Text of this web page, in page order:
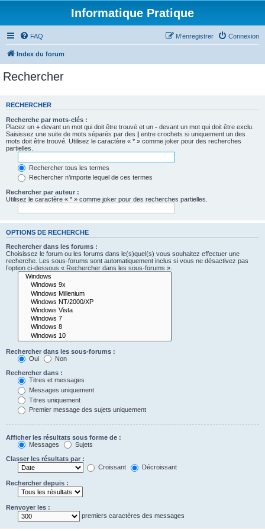
Informatique Pratique
FAQ Connexion
M’enregistrer
Index du forum
Rechercher
RECHERCHER
Recherche par mots-clés :
Placez un + devant un mot qui doit être trouvé et un - devant un mot qui doit être exclu.
Saisissez une suite de mots séparés par des | entre crochets si uniquement un des
mots doit être trouvé. Utilisez le caractère « * » comme joker pour des recherches
partielles.
Rechercher tous les termes
Rechercher n’importe lequel de ces termes
Rechercher par auteur :
Utilisez le caractère « * » comme joker pour des recherches partielles.
OPTIONS DE RECHERCHE
Rechercher dans les forums :
Choisissez le forum ou les forums dans le(s)quel(s) vous souhaitez effectuer une
recherche. Les sous-forums sont automatiquement inclus si vous ne désactivez pas
l’option ci-dessous « Rechercher dans les sous-forums ».
Rechercher dans les sous-forums :
Oui
Non
Rechercher dans :
Titres et messages
Messages uniquement
Titres uniquement
Premier message des sujets uniquement
Afficher les résultats sous forme de :
Messages
Sujets
Classer les résultats par :
Croissant
Décroissant
Rechercher depuis :
Renvoyer les :
premiers caractères des messages